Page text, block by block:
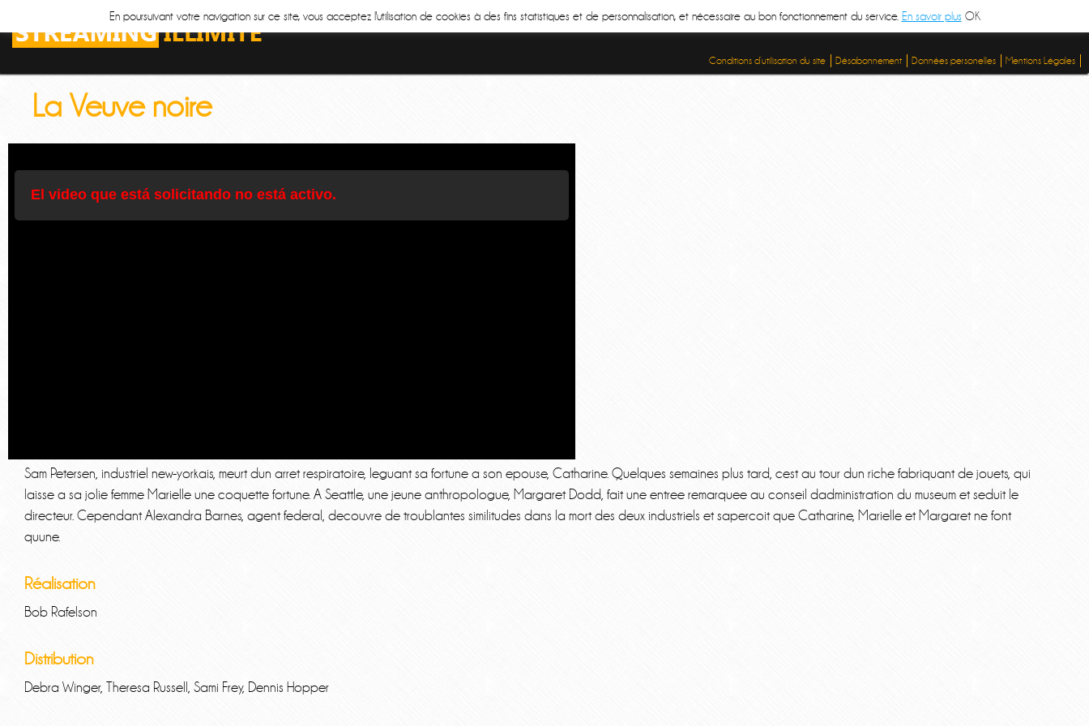
Conditions d’utilisation du site Désabonnement Données personelles Mentions Légales
La Veuve noire
Sam Petersen, industriel new-yorkais, meurt dun arret respiratoire, leguant sa fortune a son epouse, Catharine. Quelques semaines plus tard, cest au tour dun riche fabriquant de jouets, qui
laisse a sa jolie femme Marielle une coquette fortune. A Seattle, une jeune anthropologue, Margaret Dodd, fait une entree remarquee au conseil dadministration du museum et seduit le
directeur. Cependant Alexandra Barnes, agent federal, decouvre de troublantes similitudes dans la mort des deux industriels et sapercoit que Catharine, Marielle et Margaret ne font
quune.
Réalisation
Bob Rafelson
Distribution
Debra Winger, Theresa Russell, Sami Frey, Dennis Hopper
En poursuivant votre navigation sur ce site, vous acceptez l'utilisation de cookies à des fins statistiques et de personnalisation, et nécessaire au bon fonctionnement du service. En savoir plus OK